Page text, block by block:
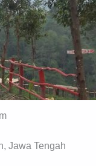
Jawa Tengah